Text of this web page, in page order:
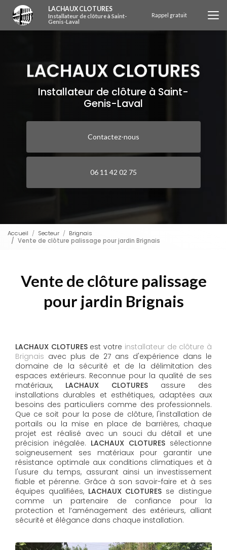
contenu
principal
LACHAUX CLOTURES
Installateur de clôture à Saint-
Genis-Laval
Rappel gratuit
Installateur de clôture à Saint-
Genis-Laval
Contactez-nous
06 11 42 02 75
Accueil Secteur
Brignais
Vente de clôture palissage pour jardin Brignais
Vente de clôture palissage
pour jardin Brignais
LACHAUX CLOTURESest votre installateur de clôture à
Brignais avec plus de 27 ans d'expérience dans le
domaine de la sécurité et de la délimitation des
espaces extérieurs. Reconnue pour la qualité de ses
matériaux, LACHAUX CLOTURES assure des
installations durables et esthétiques, adaptées aux
besoins des particuliers comme des professionnels.
Que ce soit pour la pose de clôture, l'installation de
portails ou la mise en place de barrières, chaque
projet est réalisé avec un souci du détail et une
précision inégalée. LACHAUX CLOTURES sélectionne
soigneusement ses matériaux pour garantir une
résistance optimale aux conditions climatiques et à
l'usure du temps, assurant ainsi un investissement
fiable et pérenne. Grâce à son savoir-faire et à ses
équipes qualifiées,LACHAUX CLOTURES​​​​​​​ se distingue
comme un partenaire de confiance pour la
protection et l’aménagement des extérieurs, alliant
sécurité et élégance dans chaque installation.